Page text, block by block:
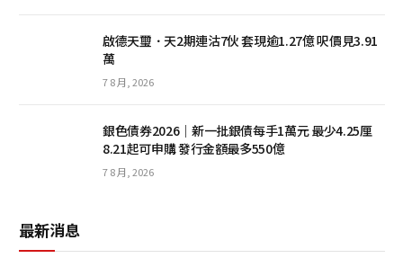
啟德天璽．天2期連沽7伙 套現逾1.27億 呎價見3.91
萬
7 8 月, 2026
銀色債券2026｜新一批銀債每手1萬元 最少4.25厘
8.21起可申購 發行金額最多550億
7 8 月, 2026
最新消息